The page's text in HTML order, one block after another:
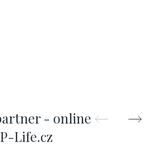
- online
Life.cz